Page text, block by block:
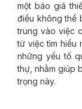
một báo giá
điều không thể
trung vào việc
từ việc tìm hiểu
những yếu tố
thự, nhằm giúp
trọng này.